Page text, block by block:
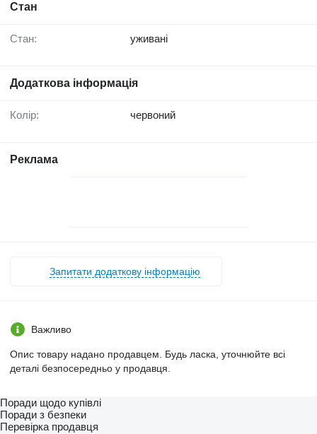
Стан
Стан: уживані
Додаткова інформація
Колір: червоний
Реклама
Запитати додаткову інформацію
Важливо
Опис товару надано продавцем. Будь ласка, уточнюйте всі
деталі безпосередньо у продавця.
Поради щодо купівлі
Поради з безпеки
Перевірка продавця